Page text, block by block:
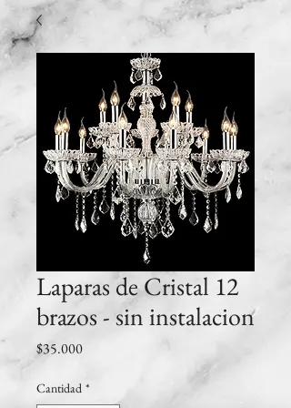
Laparas de Cristal 12
brazos - sin instalacion
$35.000Precio
Cantidad *